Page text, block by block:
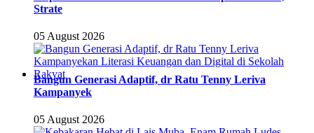
Strate
05 August 2026
Bangun Generasi Adaptif, dr Ratu Tenny Leriva
Kampanyek
05 August 2026